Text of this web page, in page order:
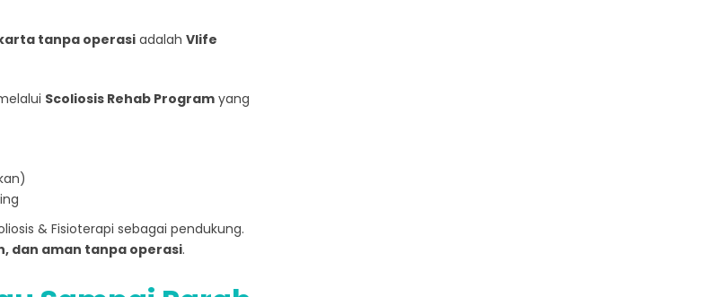
tanpa operasi adalah Vlife
Scoliosis Rehab Program yang
& Fisioterapi sebagai pendukung.
dan aman tanpa operasi.